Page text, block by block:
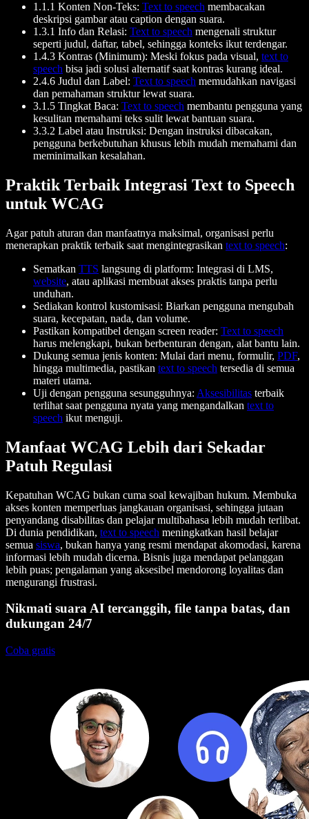
1.1.1 Konten Non-Teks: Text to speech membacakan
deskripsi gambar atau caption dengan suara.
1.3.1 Info dan Relasi: Text to speech mengenali struktur
seperti judul, daftar, tabel, sehingga konteks ikut terdengar.
1.4.3 Kontras (Minimum): Meski fokus pada visual, text to
speech bisa jadi solusi alternatif saat kontras kurang ideal.
2.4.6 Judul dan Label: Text to speech memudahkan navigasi
dan pemahaman struktur lewat suara.
3.1.5 Tingkat Baca: Text to speech membantu pengguna yang
kesulitan memahami teks sulit lewat bantuan suara.
3.3.2 Label atau Instruksi: Dengan instruksi dibacakan,
pengguna berkebutuhan khusus lebih mudah memahami dan
meminimalkan kesalahan.
Praktik Terbaik Integrasi Text to Speech
untuk WCAG
Agar patuh aturan dan manfaatnya maksimal, organisasi perlu
menerapkan praktik terbaik saat mengintegrasikan text to speech:
Sematkan TTS langsung di platform: Integrasi di LMS,
website, atau aplikasi membuat akses praktis tanpa perlu
unduhan.
Sediakan kontrol kustomisasi: Biarkan pengguna mengubah
suara, kecepatan, nada, dan volume.
Pastikan kompatibel dengan screen reader: Text to speech
harus melengkapi, bukan berbenturan dengan, alat bantu lain.
Dukung semua jenis konten: Mulai dari menu, formulir, PDF,
hingga multimedia, pastikan text to speech tersedia di semua
materi utama.
Uji dengan pengguna sesungguhnya: Aksesibilitas terbaik
terlihat saat pengguna nyata yang mengandalkan text to
speech ikut menguji.
Manfaat WCAG Lebih dari Sekadar
Patuh Regulasi
Kepatuhan WCAG bukan cuma soal kewajiban hukum. Membuka
akses konten memperluas jangkauan organisasi, sehingga jutaan
penyandang disabilitas dan pelajar multibahasa lebih mudah terlibat.
Di dunia pendidikan, text to speech meningkatkan hasil belajar
semua siswa, bukan hanya yang resmi mendapat akomodasi, karena
informasi lebih mudah dicerna. Bisnis juga mendapat pelanggan
lebih puas; pengalaman yang aksesibel mendorong loyalitas dan
mengurangi frustrasi.
Nikmati suara AI tercanggih, file tanpa batas, dan
dukungan 24/7
Coba gratis